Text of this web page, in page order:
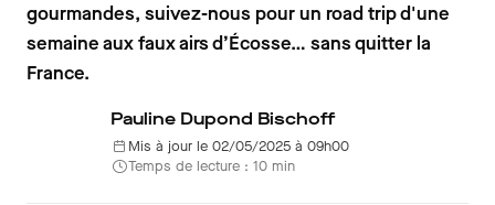
gourmandes, suivez-nous pour un road trip d'une
semaine aux faux airs d’Écosse… sans quitter la
France.
Pauline Dupond Bischoff
Mis à jour le 02/05/2025 à 09h00
Temps de lecture : 10 min